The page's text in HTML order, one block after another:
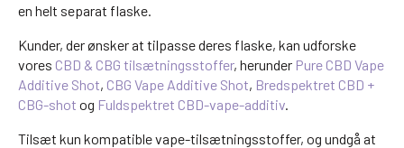
en helt separat flaske.
Kunder, der ønsker at tilpasse deres flaske, kan udforske
vores CBD & CBG tilsætningsstoffer, herunder Pure CBD Vape
Additive Shot, CBG Vape Additive Shot, Bredspektret CBD +
CBG-shot og Fuldspektret CBD-vape-additiv
Tilsæt kun kompatible vape-tilsætningsstoffer, og undgå at